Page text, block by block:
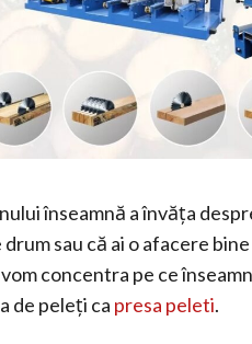
înseamnă a învăța
sau că ai o afacere
concentra pe ce
de peleți ca presa peleti.